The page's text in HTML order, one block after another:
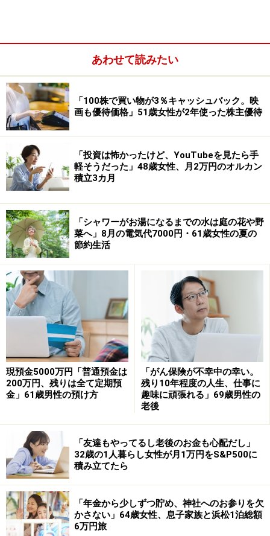
現在のひと月当たりの世帯収入は「年金月22万円、株の
配当など月平均2万円程度」で合計24万円。
一方、月の生活費は「冠婚葬祭などで変動はある」もの
の、平均すると「食費5万円、固定資産税積立などの住
居費1万5000円、光熱費2万円、通信費8000円、医療費2
万円、交通費5000円、日用品代1万円、保険料1万円、交
際費1万円、趣味娯楽費1万円、車関連の費用1万円、そ
のほか1万円程度。合計17万～18万円ほど」と言いま
す。
一見するとゆとりのある家計に見えますが、年金生活で
は貯金が「想定よりできていない」とのこと。実際には
年間ベースで見ると「月1万円程度の赤字。大きく崩れ
ているわけではないが、医療費や冠婚葬祭が重なった月
は、3万～5万円の赤字になることもある。年間10万円前
後を取り崩している感覚」だそうです。
生活費が不足した月は「現預金から補填（ほてん）して
いる。大きな出費が重なった月は、株の配当収入が入る
まで待って対応することもある」と話しています。
「以前と同じものを買っているのに、なぜ
こんなに高いのか」
こうした状況の中で、特にきついと感じる支出について
は、「医療費、食費、光熱費。特に妻の通院が増え、医
療費が予想以上にかかっている。年齢とともに増えてい
く一方。この先が不安」と打ち明けます。
さらに、「現役時代は『年金＋退職金でなんとかなる』
あわせて読みたい
「100株で買い物が3％キャッシュバック。映
画も優待価格」51歳女性が2年使った株主優待
「投資は怖かったけど、YouTubeを見たら手
軽そうだった」48歳女性、月2万円のオルカン
積立3カ月
「シャワーがお湯になるまでの水は庭の花や野
菜へ」8月の電気代7000円・61歳女性の夏の
節約生活
現預金5000万円「普通預金は
200万円、残りは全て定期預
金」61歳男性の預け方
「がん保険が不幸中の幸い。
残り10年程度の人生、仕事に
趣味に頑張れる」69歳男性の
老後
「友達もやってるし老後のお金も心配だし」
32歳の1人暮らし女性が月1万円をS&P500に
積み立てたら
「年金から少しずつ貯め、神社へのお参りを欠
かさない」64歳女性、息子家族と浜松1泊総額
6万円旅